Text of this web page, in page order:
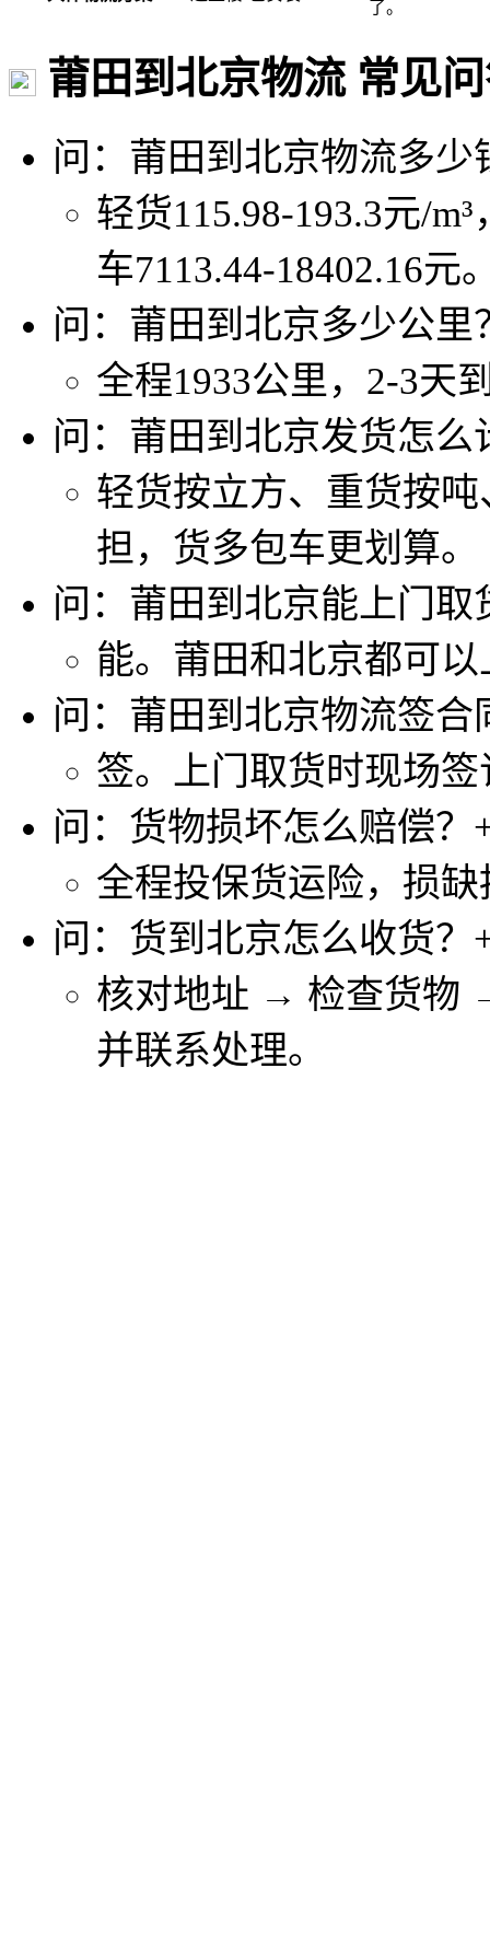
了。
莆田到北京物流 常见
问：莆田到北京物流多少
轻货115.98-193.3元/
车7113.44-18402.16元
问：莆田到北京多少公里
全程1933公里，2-3天
问：莆田到北京发货怎么
轻货按立方、重货按
担，货多包车更划算。
问：莆田到北京能上门取
能。莆田和北京都可
问：莆田到北京物流签合
签。上门取货时现场
问：货物损坏怎么赔偿？
全程投保货运险，损
问：货到北京怎么收货？
核对地址 → 检查货物
并联系处理。